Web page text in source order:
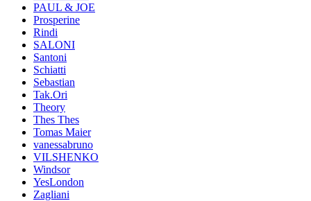
PAUL & JOE
Prosperine
Rindi
SALONI
Santoni
Schiatti
Sebastian
Tak.Ori
Theory
Thes Thes
Tomas Maier
vanessabruno
VILSHENKO
Windsor
YesLondon
Zagliani